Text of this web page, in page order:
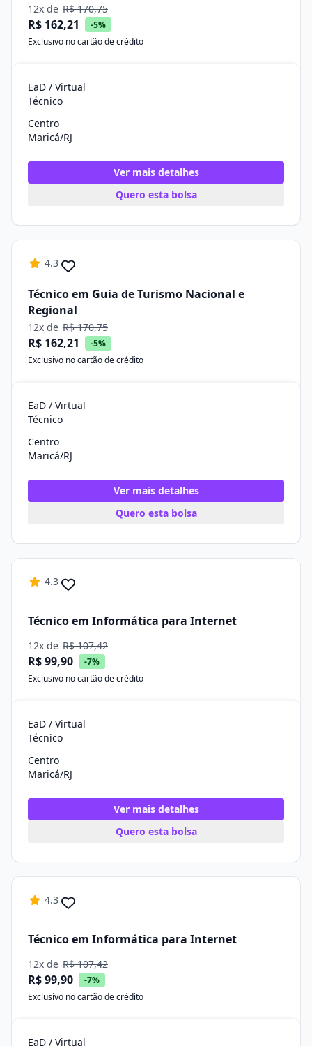
12x de R$ 170,75
R$ 162,21
-5%
Exclusivo no cartão de crédito
EaD / Virtual
Técnico
Centro
Maricá/RJ
Ver mais detalhes
Quero esta bolsa
4.3
Técnico em Guia de Turismo Nacional e
Regional
12x de R$ 170,75
R$ 162,21
-5%
Exclusivo no cartão de crédito
EaD / Virtual
Técnico
Centro
Maricá/RJ
Ver mais detalhes
Quero esta bolsa
4.3
Técnico em Informática para Internet
12x de R$ 107,42
R$ 99,90
-7%
Exclusivo no cartão de crédito
EaD / Virtual
Técnico
Centro
Maricá/RJ
Ver mais detalhes
Quero esta bolsa
4.3
Técnico em Informática para Internet
12x de R$ 107,42
R$ 99,90
-7%
Exclusivo no cartão de crédito
EaD / Virtual